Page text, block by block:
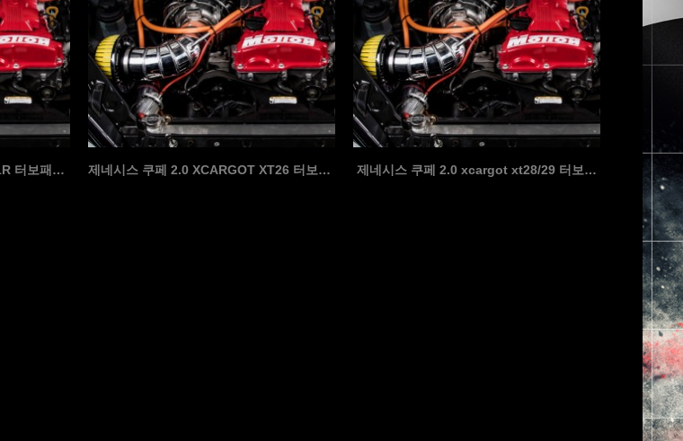
제네시스 쿠페 2.0 Garrett 2871R 터보패키… 제네시스 쿠페 2.0 XCARGOT XT26 터보패키지 제네시스 쿠페 2.0 xcargot xt28/29 터보…